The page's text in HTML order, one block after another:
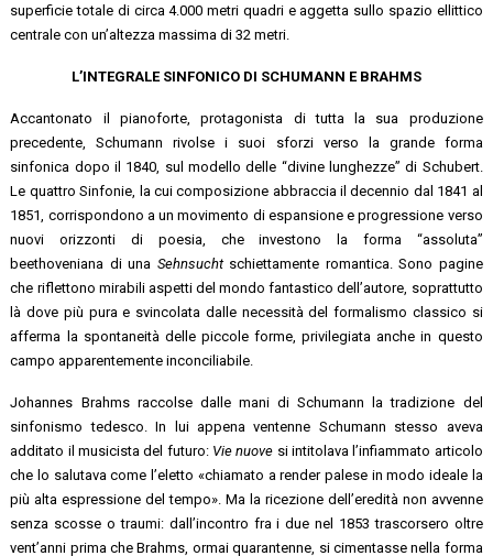
superficie totale di circa 4.000 metri quadri e aggetta sullo spazio ellittico
centrale con un’altezza massima di 32 metri.
L’INTEGRALE SINFONICO DI SCHUMANN E BRAHMS
Accantonato il pianoforte, protagonista di tutta la sua produzione
precedente, Schumann rivolse i suoi sforzi verso la grande forma
sinfonica dopo il 1840, sul modello delle “divine lunghezze” di Schubert.
Le quattro Sinfonie, la cui composizione abbraccia il decennio dal 1841 al
1851, corrispondono a un movimento di espansione e progressione verso
nuovi orizzonti di poesia, che investono la forma “assoluta”
beethoveniana di una Sehnsuchtschiettamente romantica. Sono pagine
che riflettono mirabili aspetti del mondo fantastico dell’autore, soprattutto
là dove più pura e svincolata dalle necessità del formalismo classico si
afferma la spontaneità delle piccole forme, privilegiata anche in questo
campo apparentemente inconciliabile.
Johannes Brahms raccolse dalle mani di Schumann la tradizione del
sinfonismo tedesco. In lui appena ventenne Schumann stesso aveva
additato il musicista del futuro: Vie nuove si intitolava l’infiammato articolo
che lo salutava come l’eletto «chiamato a render palese in modo ideale la
più alta espressione del tempo». Ma la ricezione dell’eredità non avvenne
senza scosse o traumi: dall’incontro fra i due nel 1853 trascorsero oltre
vent’anni prima che Brahms, ormai quarantenne, si cimentasse nella forma